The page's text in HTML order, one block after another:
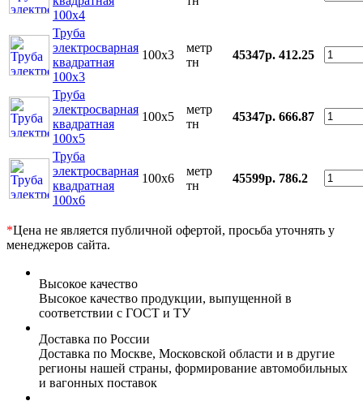
100x4
Труба
электросварная
квадратная
100x3
100x3
метр
тн
45347р. 412.25
Труба
электросварная
квадратная
100x5
100x5
метр
тн
45347р. 666.87
Труба
электросварная
квадратная
100x6
100x6
метр
тн
45599р. 786.2
*Цена не является публичной офертой, просьба уточнять у
менеджеров сайта.
Высокое качество
Высокое качество продукции, выпущенной в
соответствии с ГОСТ и ТУ
Доставка по России
Доставка по Москве, Московской области и в другие
регионы нашей страны, формирование автомобильных
и вагонных поставок